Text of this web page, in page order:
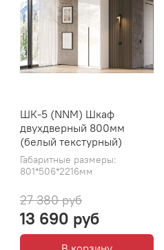
ШК-5 (NNM) Шкаф
двухдверный 800мм
(белый текстурный)
Габаритные размеры:
801*506*2216мм
27 380 руб
13 690 руб